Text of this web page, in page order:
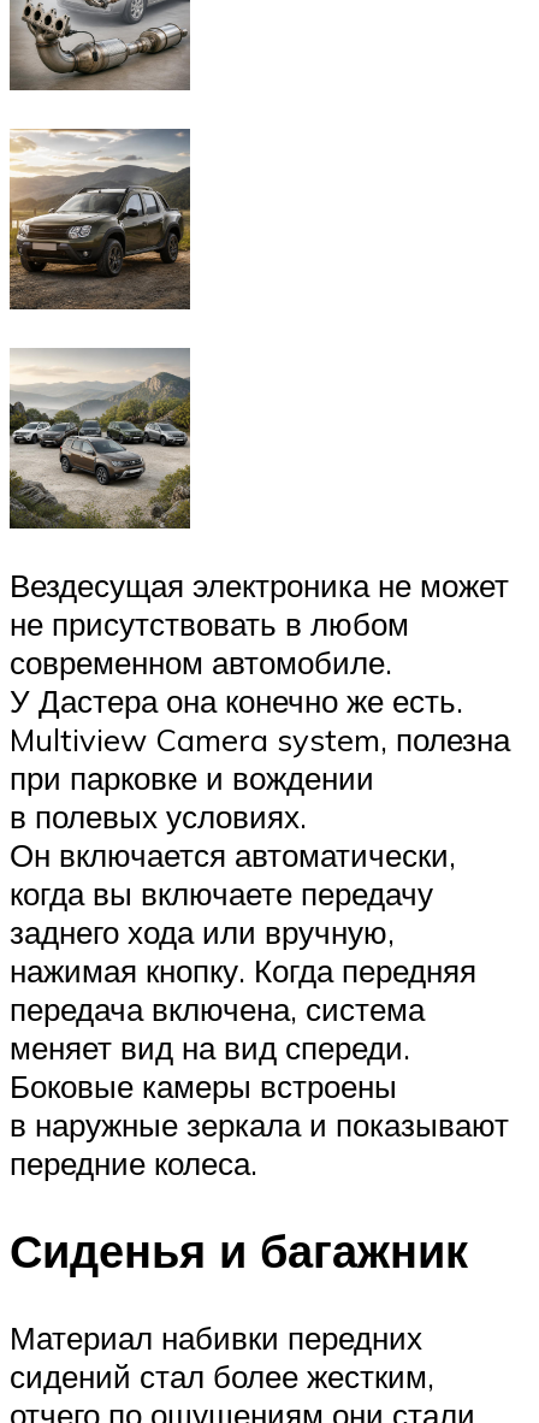
Вездесущая электроника не может
не присутствовать в любом
современном автомобиле.
У Дастера она конечно же есть.
Multiview Camera system, полезна
при парковке и вождении
в полевых условиях.
Он включается автоматически,
когда вы включаете передачу
заднего хода или вручную,
нажимая кнопку. Когда передняя
передача включена, система
меняет вид на вид спереди.
Боковые камеры встроены
в наружные зеркала и показывают
передние колеса.
Сиденья и багажник
Материал набивки передних
сидений стал более жестким,
отчего по ощущениям они стали